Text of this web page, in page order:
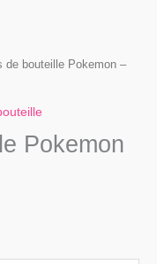
de bouteille Pokemon –
Pokemon